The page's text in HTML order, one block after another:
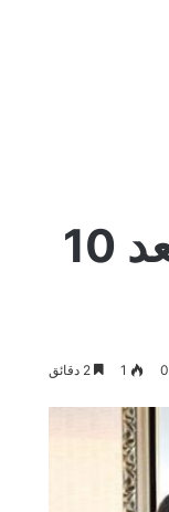
رئيس الحكومة: نشتغل لإنجاح مرحلة ما بعد 10
0
1